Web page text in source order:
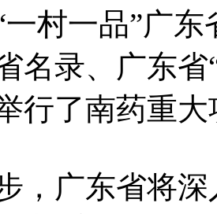
一村一品”广
名录、广东
行了南药重
广东省将深